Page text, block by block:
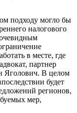
подходу могло бы
налогового
в месте, где
партнер
Яголович. В целом
будет
регионов,
мер,